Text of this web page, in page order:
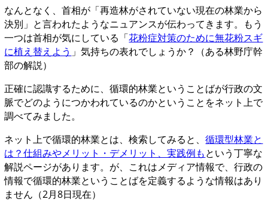
なんとなく、首相が「再造林がされていない現在の林業から
決別」と言われたようなニュアンスが伝わってきます。もう
一つは首相が気にしている「花粉症対策のために無花粉スギ
に植え替えよう 」気持ちの表れでしょうか？（ある林野庁幹
部の解説）
正確に認識するために、循環的林業ということばが行政の文
脈でどのようにつかわれているのかということをネット上で
調べてみました。
ネット上で循環的林業とは、検索してみると、循環型林業と
は？仕組みやメリット・デメリット、実践例もという丁寧な
解説ページがあります。が、これはメディア情報で、行政の
情報で循環的林業ということばを定義するような情報はあり
ません（2月8日現在）